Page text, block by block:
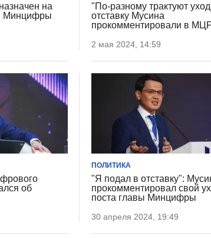
на
Минцифры
"По-разному трактуют
отставку Мусина
прокомментировали в
2 мая 2024, 14:59
об
ПОЛИТИКА
"Я подал в отставку":
прокомментировал свой
поста главы Минцифры
30 апреля 2024, 19:49